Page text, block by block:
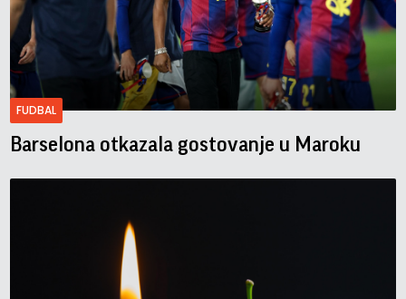
FUDBAL
Barselona otkazala gostovanje u Maroku